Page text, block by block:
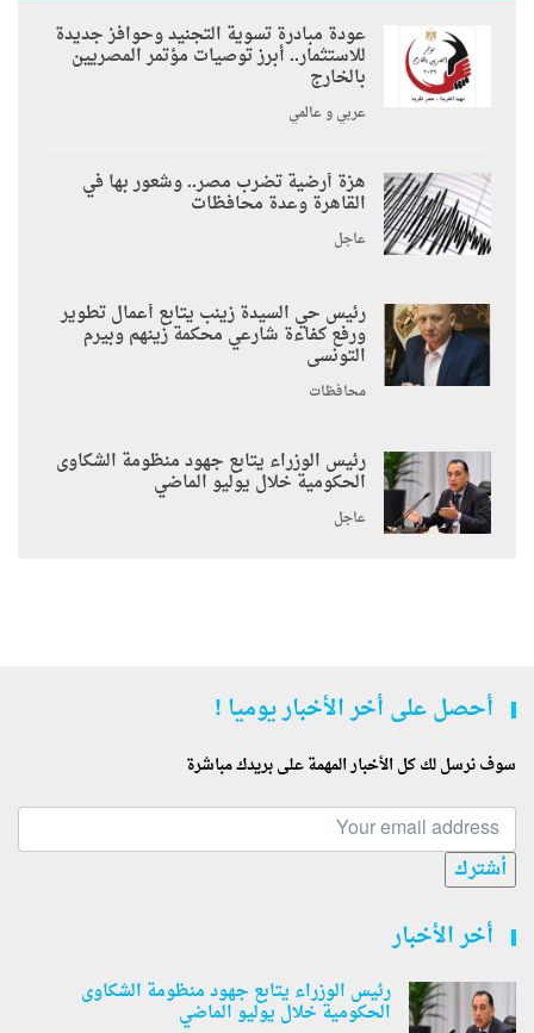
عودة مبادرة تسوية التجنيد وحوافز جديدة
للاستثمار.. أبرز توصيات مؤتمر المصريين
بالخارج
عربي و عالمي
هزة أرضية تضرب مصر.. وشعور بها في
القاهرة وعدة محافظات
عاجل
رئيس حي السيدة زينب يتابع أعمال تطوير
ورفع كفاءة شارعي محكمة زينهم وبيرم
التونسى
محافظات
رئيس الوزراء يتابع جهود منظومة الشكاوى
الحكومية خلال يوليو الماضي
عاجل
أحصل على أخر الأخبار يوميا !
سوف نرسل لك كل الأخبار المهمة على بريدك مباشرة
أشترك
أخر الأخبار
رئيس الوزراء يتابع جهود منظومة الشكاوى
الحكومية خلال يوليو الماضي